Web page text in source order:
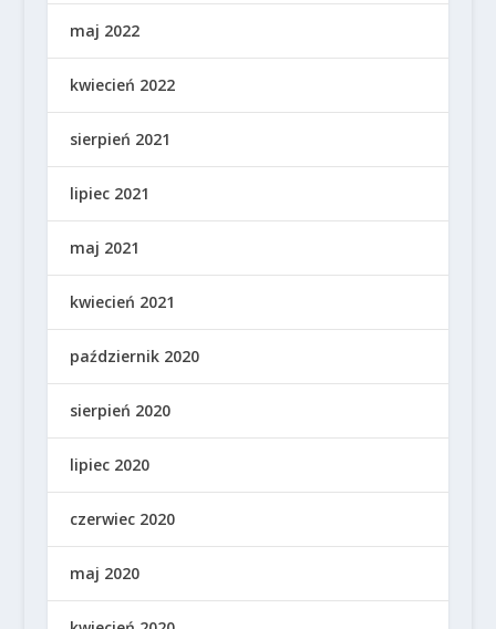
maj 2022
kwiecień 2022
sierpień 2021
lipiec 2021
maj 2021
kwiecień 2021
październik 2020
sierpień 2020
lipiec 2020
czerwiec 2020
maj 2020